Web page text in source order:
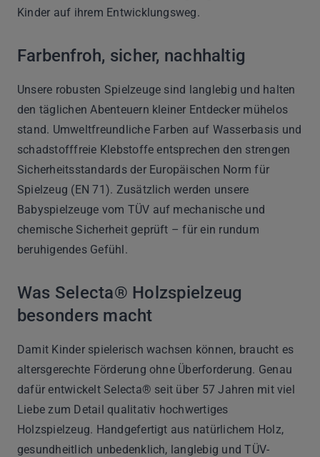
Kinder auf ihrem Entwicklungsweg.
Farbenfroh, sicher, nachhaltig
Unsere robusten Spielzeuge sind langlebig und halten
den täglichen Abenteuern kleiner Entdecker mühelos
stand. Umweltfreundliche Farben auf Wasserbasis und
schadstofffreie Klebstoffe entsprechen den strengen
Sicherheitsstandards der Europäischen Norm für
Spielzeug (EN 71). Zusätzlich werden unsere
Babyspielzeuge vom TÜV auf mechanische und
chemische Sicherheit geprüft – für ein rundum
beruhigendes Gefühl.
Was Selecta® Holzspielzeug
besonders macht
Damit Kinder spielerisch wachsen können, braucht es
altersgerechte Förderung ohne Überforderung. Genau
dafür entwickelt Selecta® seit über 57 Jahren mit viel
Liebe zum Detail qualitativ hochwertiges
Holzspielzeug. Handgefertigt aus natürlichem Holz,
gesundheitlich unbedenklich, langlebig und TÜV-